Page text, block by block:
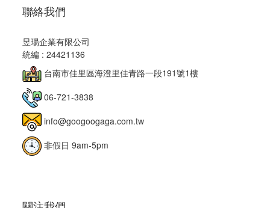
聯絡我們
昱瑒企業有限公司
統編 : 24421136
台南市佳里區海澄里佳青路一段191號1樓
06-721-3838
info@googoogaga.com.tw
非假日 9am-5pm